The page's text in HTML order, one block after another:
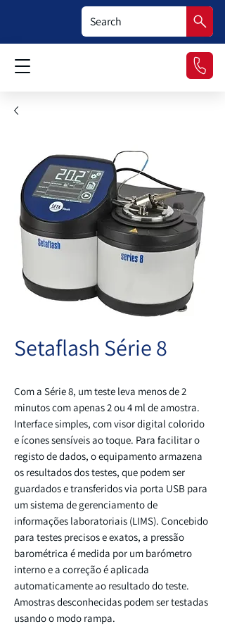
Setaflash Série 8
Com a Série 8, um teste leva menos de 2
minutos com apenas 2 ou 4 ml de amostra.
Interface simples, com visor digital colorido
e ícones sensíveis ao toque. Para facilitar o
registo de dados, o equipamento armazena
os resultados dos testes, que podem ser
guardados e transferidos via porta USB para
um sistema de gerenciamento de
informações laboratoriais (LIMS). Concebido
para testes precisos e exatos, a pressão
barométrica é medida por um barómetro
interno e a correção é aplicada
automaticamente ao resultado do teste.
Amostras desconhecidas podem ser testadas
usando o modo rampa.